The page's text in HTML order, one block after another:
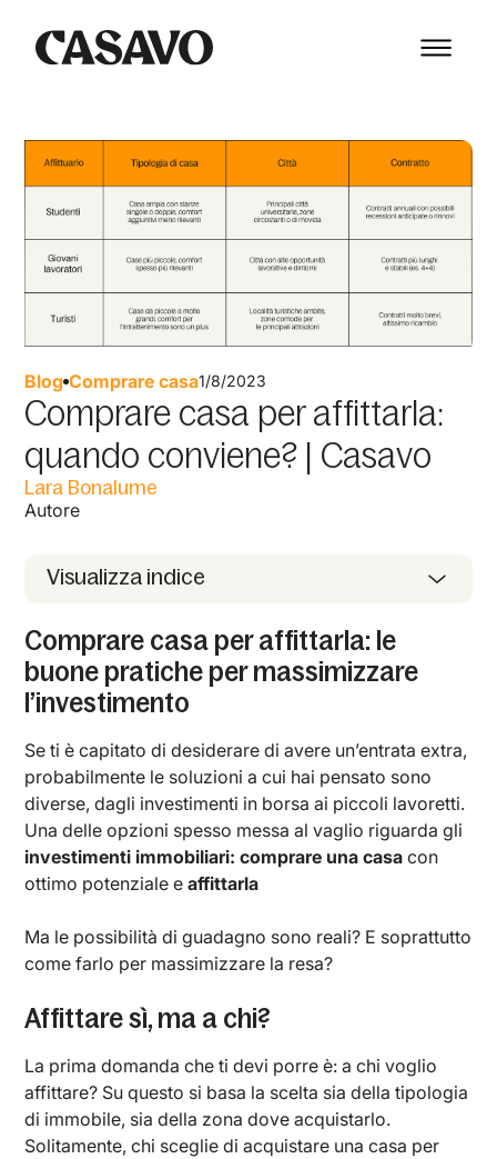
Blog Comprare casa1/8/2023
Comprare casa per affittarla:
quando conviene? | Casavo
Lara Bonalume
Autore
Visualizza indice
Comprare casa per affittarla: le
buone pratiche per massimizzare
l’investimento
Se ti è capitato di desiderare di avere un’entrata extra,
probabilmente le soluzioni a cui hai pensato sono
diverse, dagli investimenti in borsa ai piccoli lavoretti.
Una delle opzioni spesso messa al vaglio riguarda gli
investimenti immobiliari: comprare una casa con
ottimo potenziale eaffittarla
Ma le possibilità di guadagno sono reali? E soprattutto
come farlo per massimizzare la resa?
Affittare sì, ma a chi?
La prima domanda che ti devi porre è: a chi voglio
affittare? Su questo si basa la scelta sia della tipologia
di immobile, sia della zona dove acquistarlo.
Solitamente, chi sceglie di acquistare una casa per